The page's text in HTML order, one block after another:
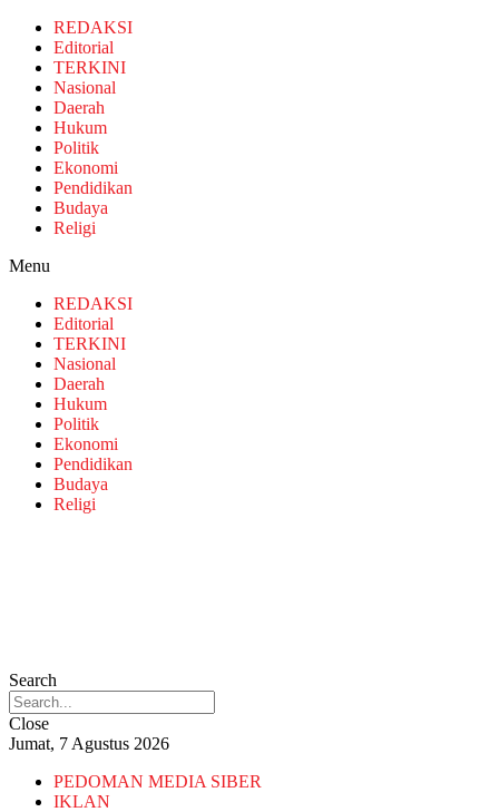
REDAKSI
Editorial
TERKINI
Nasional
Daerah
Hukum
Politik
Ekonomi
Pendidikan
Budaya
Religi
Menu
REDAKSI
Editorial
TERKINI
Nasional
Daerah
Hukum
Politik
Ekonomi
Pendidikan
Budaya
Religi
Search
Close
Jumat, 7 Agustus 2026
PEDOMAN MEDIA SIBER
IKLAN